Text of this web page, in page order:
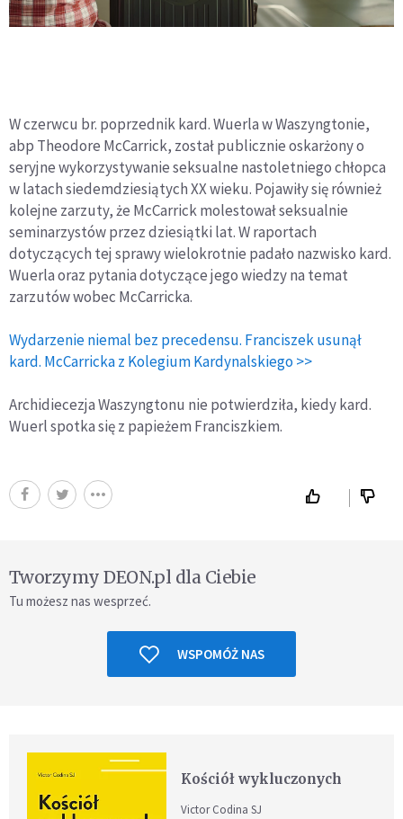
W czerwcu br. poprzednik kard. Wuerla w Waszyngtonie,
abp Theodore McCarrick, został publicznie oskarżony o
seryjne wykorzystywanie seksualne nastoletniego chłopca
w latach siedemdziesiątych XX wieku. Pojawiły się również
kolejne zarzuty, że McCarrick molestował seksualnie
seminarzystów przez dziesiątki lat. W raportach
dotyczących tej sprawy wielokrotnie padało nazwisko kard.
Wuerla oraz pytania dotyczące jego wiedzy na temat
zarzutów wobec McCarricka.
Wydarzenie niemal bez precedensu. Franciszek usunął
kard. McCarricka z Kolegium Kardynalskiego >>
Archidiecezja Waszyngtonu nie potwierdziła, kiedy kard.
Wuerl spotka się z papieżem Franciszkiem.
Tworzymy DEON.pl dla Ciebie
Tu możesz nas wesprzeć.
WSPOMÓŻ NAS
Kościół wykluczonych
Victor Codina SJ